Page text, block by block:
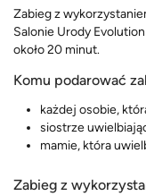
Zabieg z
Salonie Urody
około 20 minut.
Komu podarować
każdej osobie,
siostrze
mamie, która
Zabieg z